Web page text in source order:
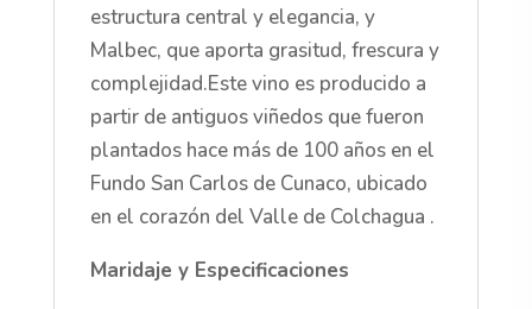
estructura central y elegancia, y
Malbec, que aporta grasitud, frescura y
complejidad.Este vino es producido a
partir de antiguos viñedos que fueron
plantados hace más de 100 años en el
Fundo San Carlos de Cunaco, ubicado
en el corazón del Valle de Colchagua .
Maridaje y Especificaciones